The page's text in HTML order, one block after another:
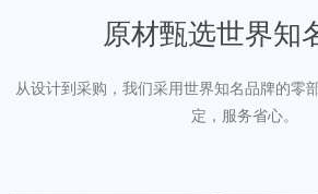
原材甄选世界知
从设计到采购，我们采用世界知名品牌的零
定，服务省心。